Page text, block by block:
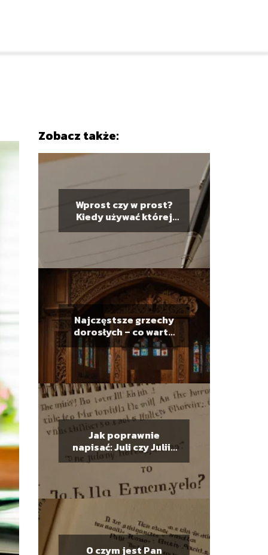
Zobacz także:
Wprost czy w prost?
Kiedy używać której
Najczęstsze grzechy
dorosłych – co warto
wiedzieć przed
spowiedzią
Jak poprawnie
napisać: Juli czy Julii?
Poradnik
ortograficzny
O czym jest Pan